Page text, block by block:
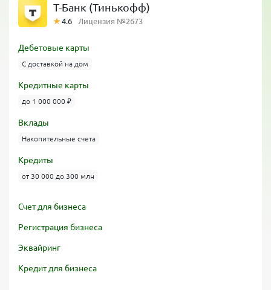
Т-Банк (Тинькофф)
4.6 Лицензия №2673
Дебетовые карты
С доставкой на дом
Кредитные карты
до 1 000 000 ₽
Вклады
Накопительные счета
Кредиты
от 30 000 до 300 млн
Счет для бизнеса
Регистрация бизнеса
Эквайринг
Кредит для бизнеса